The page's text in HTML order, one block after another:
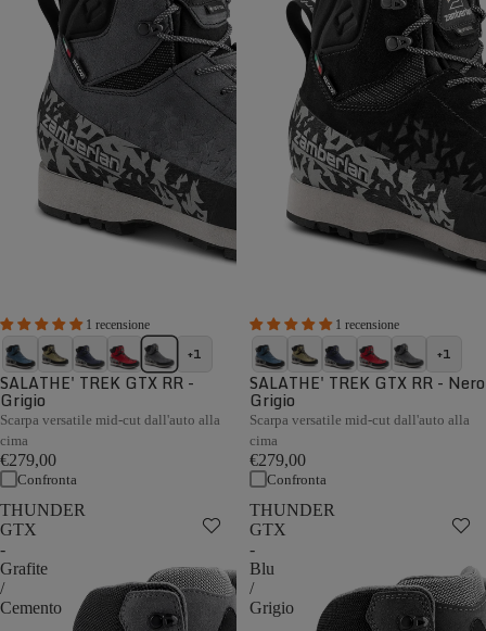
1 recensione
+1
SALATHE' TREK GTX RR -
Grigio
Scarpa versatile mid-cut dall'auto alla
cima
€279,00
Confronta
1 recensione
+1
SALATHE' TREK GTX RR - Nero
Grigio
Scarpa versatile mid-cut dall'auto alla
cima
€279,00
Confronta
THUNDER
GTX
-
Grafite
/
Cemento
THUNDER
GTX
-
Blu
/
Grigio